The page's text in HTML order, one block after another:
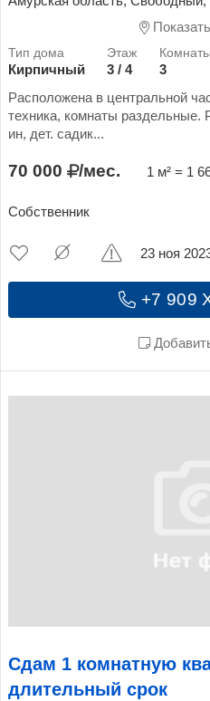
Кирпичный 3 / 4 3
Расположена в центральной
техника, комнаты
ин, дет. садик...
70 000 /мес. 1 м² = 1
Собственник
+7 909
23 ноя
Сдам 1 комнатную
длительный срок